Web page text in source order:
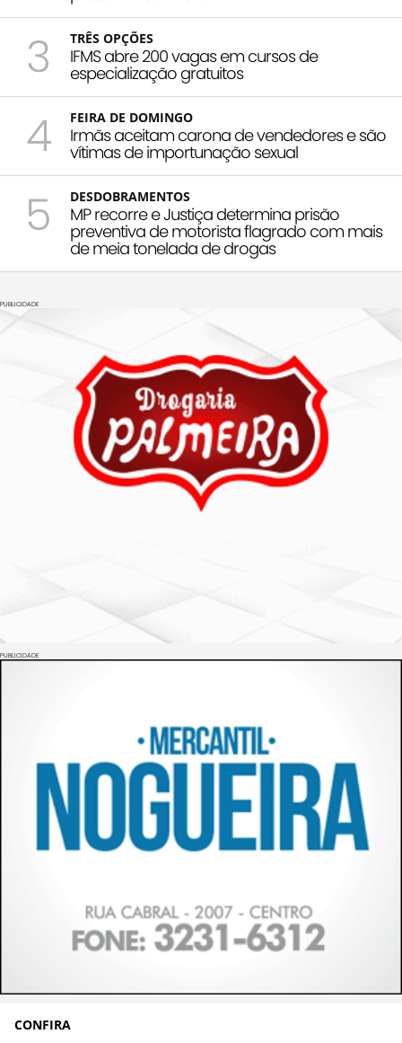
3 TRÊS OPÇÕES
IFMS abre 200 vagas em cursos de
especialização gratuitos
4 FEIRA DE DOMINGO
Irmãs aceitam carona de vendedores e são
vítimas de importunação sexual
5 DESDOBRAMENTOS
MP recorre e Justiça determina prisão
preventiva de motorista flagrado com mais
de meia tonelada de drogas
PUBLICIDADE
PUBLICIDADE
CONFIRA